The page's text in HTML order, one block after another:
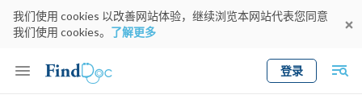
我们使用 cookies 以改善网站体验，继续浏览本网站代表您同意
我们使用 cookies。 了解更多
登录